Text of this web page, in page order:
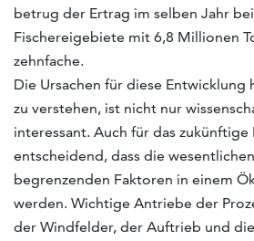
betrug der Ertrag im selben Jahr
Fischereigebiete mit 6,8 Millionen
zehnfache.
Die Ursachen für diese Entwicklung
zu verstehen, ist nicht nur
interessant. Auch für das
entscheidend, dass die
begrenzenden Faktoren in einem
werden. Wichtige Antriebe der
der Windfelder, der Auftrieb und